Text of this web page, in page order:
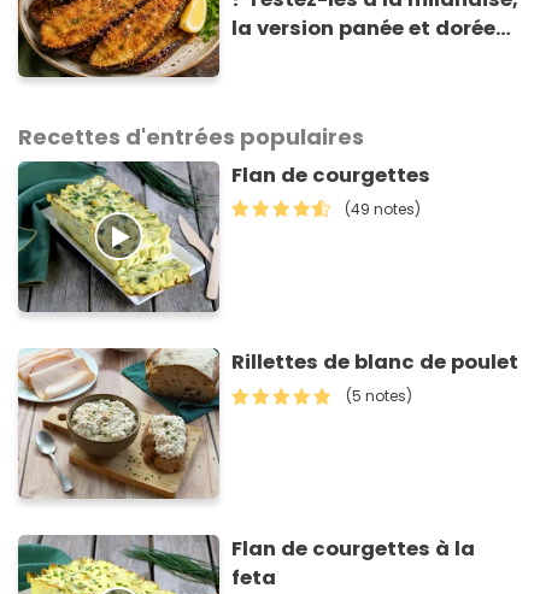
la version panée et dorée
Recettes d'entrées populaires
Flan de courgettes
(49 notes)
Rillettes de blanc de poulet
(5 notes)
Flan de courgettes à la
feta